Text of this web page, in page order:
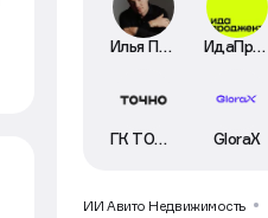
Илья Пискулин ИдаПроджект
ГК ТОЧНО GloraX
ИИ Авито Недвижимость